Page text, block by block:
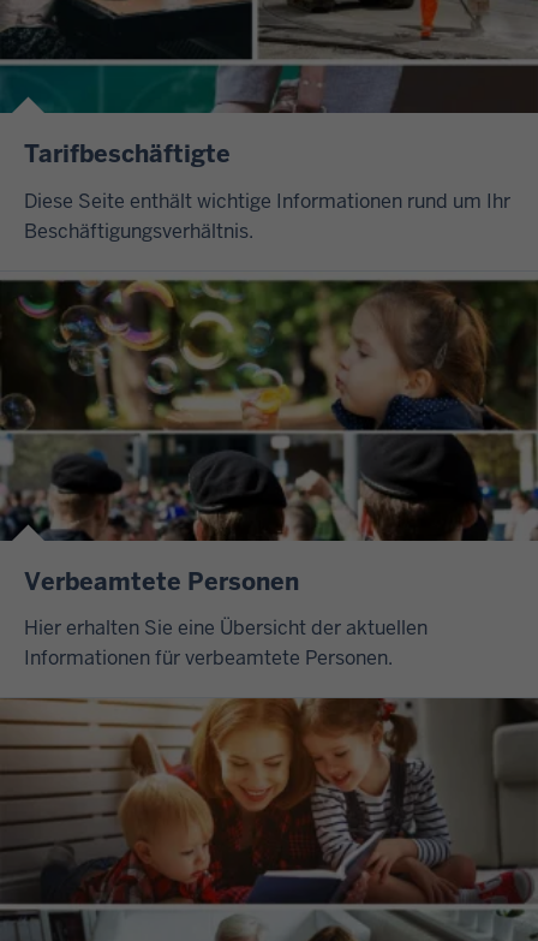
Tarifbeschäftigte
Diese Seite enthält wichtige Informationen rund um Ihr
Beschäftigungsverhältnis.
Verbeamtete Personen
Hier erhalten Sie eine Übersicht der aktuellen
Informationen für verbeamtete Personen.